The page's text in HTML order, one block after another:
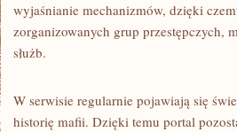
wyjaśnianie mechanizmów, dzięki
zorganizowanych grup przestępczych,
służb.
W serwisie regularnie pojawiają się
historię mafii. Dzięki temu portal